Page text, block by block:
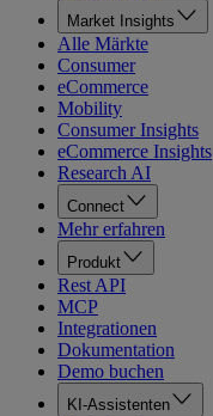
Market Insights
Alle Märkte
Consumer
eCommerce
Mobility
Consumer Insights
eCommerce Insights
Research AI
Connect
Mehr erfahren
Produkt
Rest API
MCP
Integrationen
Dokumentation
Demo buchen
KI-Assistenten